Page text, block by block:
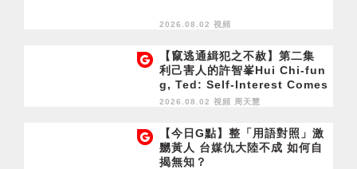
2026.08.02 視頻
【竄逃通緝犯之不赦】第二集
利己害人的許智峯Hui Chi-fun
g, Ted: Self-Interest Comes
at Others' Expense
2026.08.02 視頻 周天慧
【今日G點】整「用語對照」激
嬲黃人 台媒仇大陸不成 如何自
揭無知？